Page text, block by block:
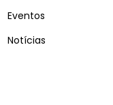
Eventos
Notícias